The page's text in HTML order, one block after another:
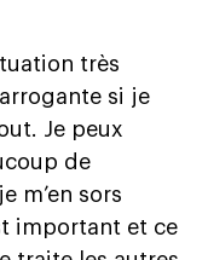
très
si je
Je peux
de
m’en sors
important et ce